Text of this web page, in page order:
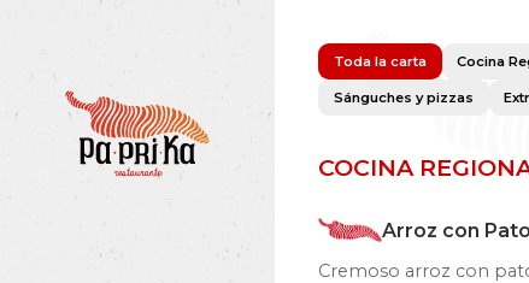
Toda la carta Cocina
Sánguches y pizzas
COCINA
Arroz con Pato
Cremoso arroz con